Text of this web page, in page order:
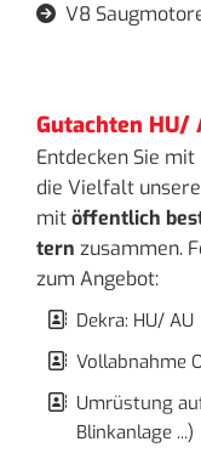
 V8
Gutachten HU/
Ent­de­cken Sie
die Viel­falt
mitöf­fent­lich
tern zu­sam­men.
zum An­ge­bot:
Dekra: HU/ AU
Vollabnahme
Umrüstung
Blinkanlage ...)